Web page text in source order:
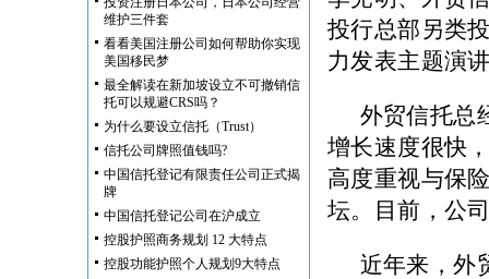
维护三件套
看看美国注册公司如何帮助你实现
美国移民梦
最全解读在新加坡设立不可撤销信
托可以规避CRS吗？
为什么要设立信托（Trust）
信托公司牌照值钱吗?
中国信托登记有限责任公司正式揭
牌
中国信托登记公司在沪成立
控股护照商务规划 12 大特点
控股功能护照个人规划9大特点
投行总部另类
力发表主题演
外贸信托总
增长速度很快
高度重视与保
坛。目前，公
近年来，外